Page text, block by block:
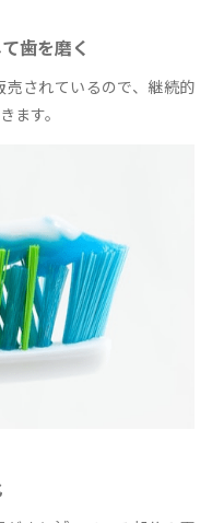
歯を磨く
されているので、継続的
ます。